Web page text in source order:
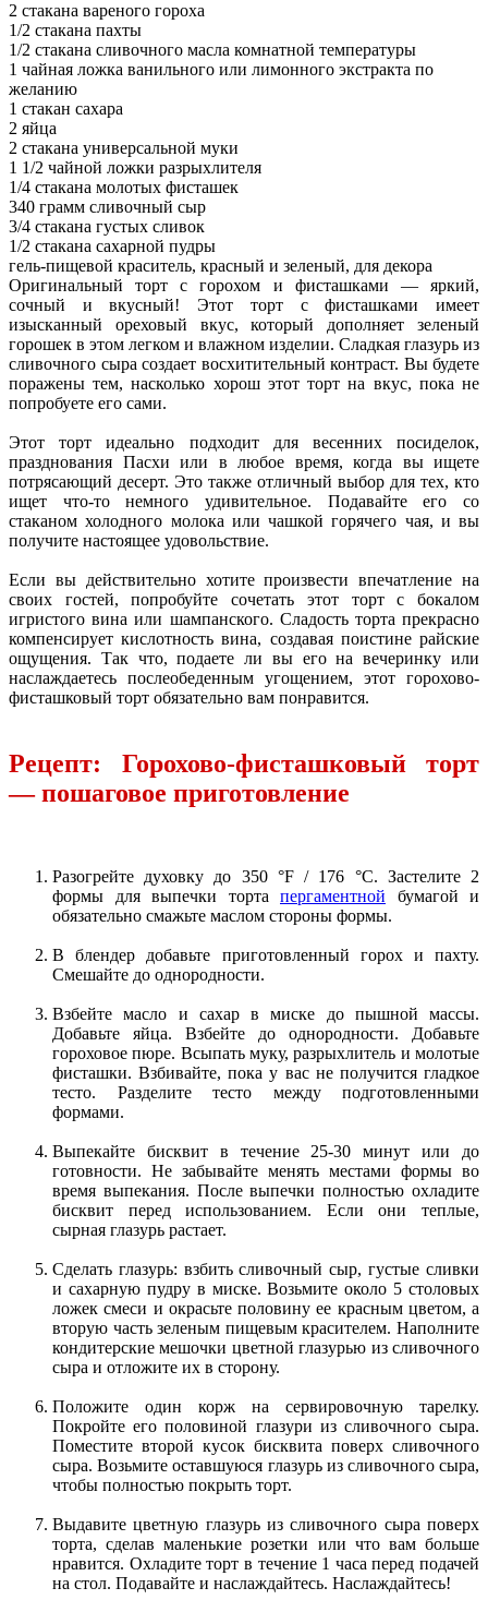
2 стакана вареного гороха
1/2 стакана пахты
1/2 стакана сливочного масла комнатной температуры
1 чайная ложка ванильного или лимонного экстракта по
желанию
1 стакан сахара
2 яйца
2 стакана универсальной муки
1 1/2 чайной ложки разрыхлителя
1/4 стакана молотых фисташек
340 грамм сливочный сыр
3/4 стакана густых сливок
1/2 стакана сахарной пудры
гель-пищевой краситель, красный и зеленый, для декора
Оригинальный торт с горохом и фисташками — яркий,
сочный и вкусный! Этот торт с фисташками имеет
изысканный ореховый вкус, который дополняет зеленый
горошек в этом легком и влажном изделии. Сладкая глазурь из
сливочного сыра создает восхитительный контраст. Вы будете
поражены тем, насколько хорош этот торт на вкус, пока не
попробуете его сами.
Этот торт идеально подходит для весенних посиделок,
празднования Пасхи или в любое время, когда вы ищете
потрясающий десерт. Это также отличный выбор для тех, кто
ищет что-то немного удивительное. Подавайте его со
стаканом холодного молока или чашкой горячего чая, и вы
получите настоящее удовольствие.
Если вы действительно хотите произвести впечатление на
своих гостей, попробуйте сочетать этот торт с бокалом
игристого вина или шампанского. Сладость торта прекрасно
компенсирует кислотность вина, создавая поистине райские
ощущения. Так что, подаете ли вы его на вечеринку или
наслаждаетесь послеобеденным угощением, этот горохово-
фисташковый торт обязательно вам понравится.
Рецепт: Горохово-фисташковый торт
— пошаговое приготовление
Разогрейте духовку до 350 °F / 176 °C. Застелите 2
формы для выпечки торта пергаментной бумагой и
обязательно смажьте маслом стороны формы.
В блендер добавьте приготовленный горох и пахту.
Смешайте до однородности.
Взбейте масло и сахар в миске до пышной массы.
Добавьте яйца. Взбейте до однородности. Добавьте
гороховое пюре. Всыпать муку, разрыхлитель и молотые
фисташки. Взбивайте, пока у вас не получится гладкое
тесто. Разделите тесто между подготовленными
формами.
Выпекайте бисквит в течение 25-30 минут или до
готовности. Не забывайте менять местами формы во
время выпекания. После выпечки полностью охладите
бисквит перед использованием. Если они теплые,
сырная глазурь растает.
Сделать глазурь: взбить сливочный сыр, густые сливки
и сахарную пудру в миске. Возьмите около 5 столовых
ложек смеси и окрасьте половину ее красным цветом, а
вторую часть зеленым пищевым красителем. Наполните
кондитерские мешочки цветной глазурью из сливочного
сыра и отложите их в сторону.
Положите один корж на сервировочную тарелку.
Покройте его половиной глазури из сливочного сыра.
Поместите второй кусок бисквита поверх сливочного
сыра. Возьмите оставшуюся глазурь из сливочного сыра,
чтобы полностью покрыть торт.
Выдавите цветную глазурь из сливочного сыра поверх
торта, сделав маленькие розетки или что вам больше
нравится. Охладите торт в течение 1 часа перед подачей
на стол. Подавайте и наслаждайтесь. Наслаждайтесь!